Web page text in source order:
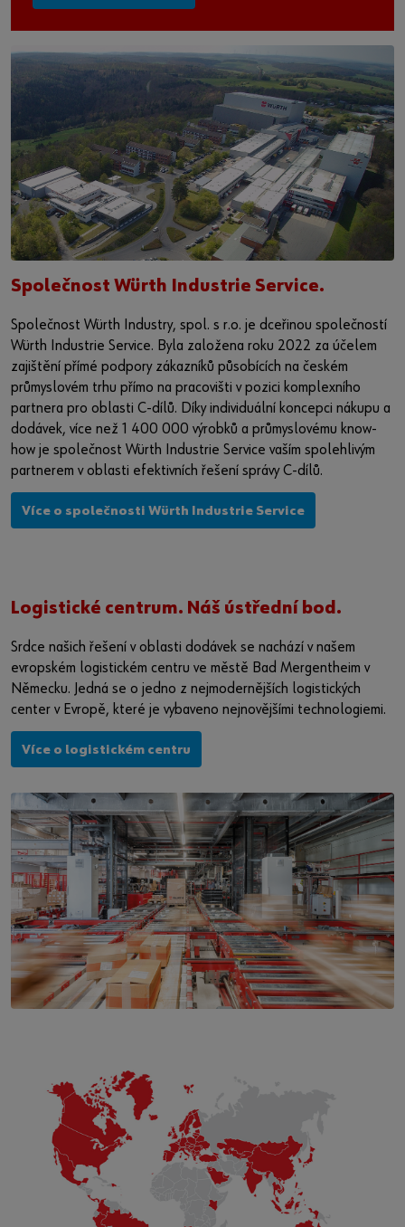
Společnost Würth Industrie Service.
Společnost Würth Industry, spol. s r.o. je dceřinou společností
Würth Industrie Service. Byla založena roku 2022 za účelem
zajištění přímé podpory zákazníků působících na českém
průmyslovém trhu přímo na pracovišti v pozici komplexního
partnera pro oblasti C-dílů. Díky individuální koncepci nákupu a
dodávek, více než 1 400 000 výrobků a průmyslovému know-
how je společnost Würth Industrie Service vaším spolehlivým
partnerem v oblasti efektivních řešení správy C-dílů.
Více o společnosti Würth Industrie Service
Logistické centrum. Náš ústřední bod.
Srdce našich řešení v oblasti dodávek se nachází v našem
evropském logistickém centru ve městě Bad Mergentheim v
Německu. Jedná se o jedno z nejmodernějších logistických
center v Evropě, které je vybaveno nejnovějšími technologiemi.
Více o logistickém centru